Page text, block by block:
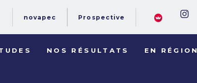
novapec Prospective
NOS RÉSULTATS EN RÉGION